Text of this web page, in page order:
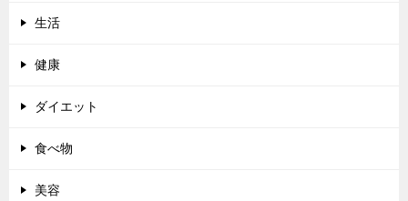
生活
健康
ダイエット
食べ物
美容